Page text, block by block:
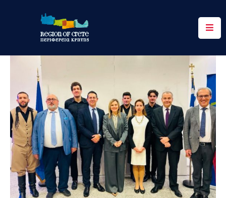
Περιφέρεια
Ενημέρωση
Έργα
Δράσεις
Ψηφιακές
Υπηρεσίες
Επικοινωνία